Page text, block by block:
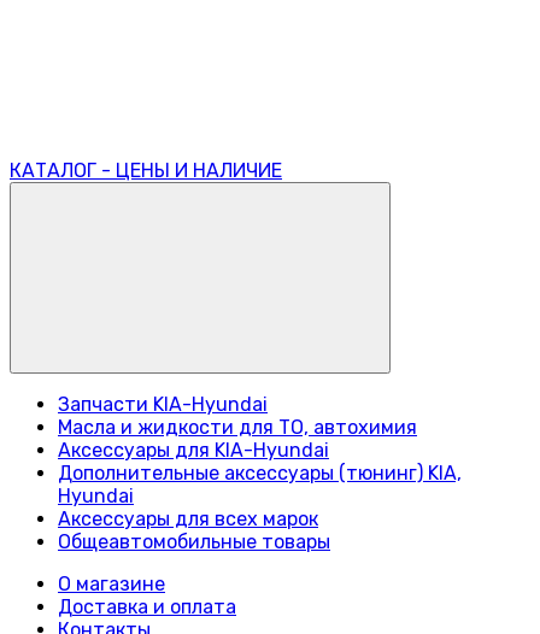
КАТАЛОГ - ЦЕНЫ И НАЛИЧИЕ
Запчасти KIA-Hyundai
Масла и жидкости для ТО, автохимия
Аксессуары для KIA-Hyundai
Дополнительные аксессуары (тюнинг) KIA,
Hyundai
Аксессуары для всех марок
Общеавтомобильные товары
О магазине
Доставка и оплата